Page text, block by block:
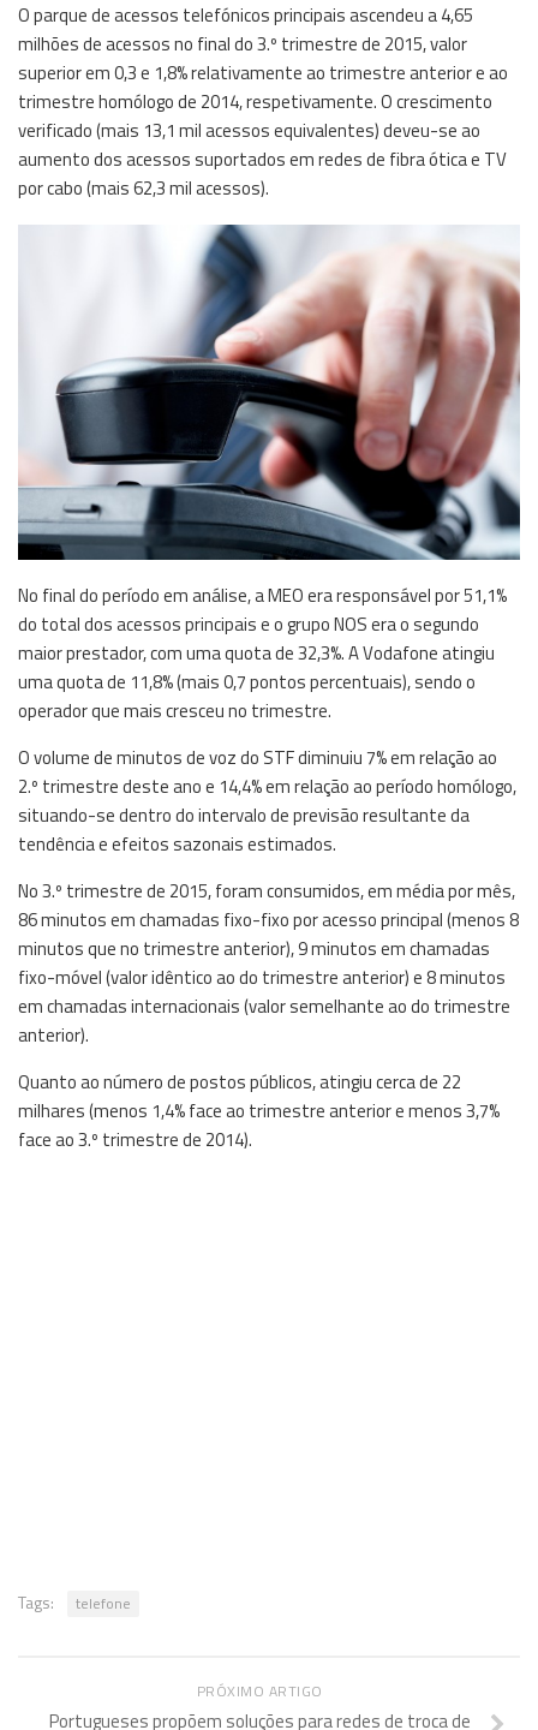
O parque de acessos telefónicos principais ascendeu a 4,65
milhões de acessos no final do 3.º trimestre de 2015, valor
superior em 0,3 e 1,8% relativamente ao trimestre anterior e ao
trimestre homólogo de 2014, respetivamente. O crescimento
verificado (mais 13,1 mil acessos equivalentes) deveu-se ao
aumento dos acessos suportados em redes de fibra ótica e TV
por cabo (mais 62,3 mil acessos).
No final do período em análise, a MEO era responsável por 51,1%
do total dos acessos principais e o grupo NOS era o segundo
maior prestador, com uma quota de 32,3%. A Vodafone atingiu
uma quota de 11,8% (mais 0,7 pontos percentuais), sendo o
operador que mais cresceu no trimestre.
O volume de minutos de voz do STF diminuiu 7% em relação ao
2.º trimestre deste ano e 14,4% em relação ao período homólogo,
situando-se dentro do intervalo de previsão resultante da
tendência e efeitos sazonais estimados.
No 3.º trimestre de 2015, foram consumidos, em média por mês,
86 minutos em chamadas fixo-fixo por acesso principal (menos 8
minutos que no trimestre anterior), 9 minutos em chamadas
fixo-móvel (valor idêntico ao do trimestre anterior) e 8 minutos
em chamadas internacionais (valor semelhante ao do trimestre
anterior).
Quanto ao número de postos públicos, atingiu cerca de 22
milhares (menos 1,4% face ao trimestre anterior e menos 3,7%
face ao 3.º trimestre de 2014).
Tags: telefone
PRÓXIMO ARTIGO
Portugueses propõem soluções para redes de troca de